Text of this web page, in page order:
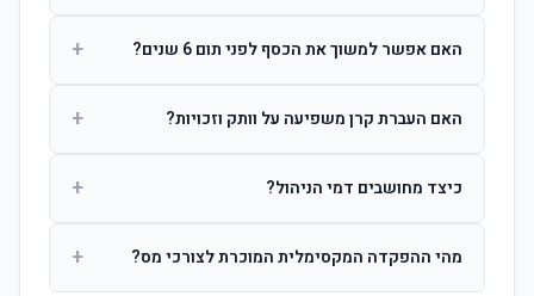
ההשקעות. קרן מסלולית עוקבת אחרי מדד ספציפי ומאפשרת
האם אפשר למשוך את הכסף לפני תום 6 שנים? +
הרווחים. לאחר 6 שנים ניתן למשוך פטור ממס עד לתקרה
האם העברת קרן משפיעה על וותק וזכויות? +
החברות. הוותק ממשיך להיספר מיום ההפקדה הראשונה.
כיצד מחושבים דמי הניהול? +
ומתן על שיעורם בעת הצטרפות.
מהי ההפקדה המקסימלית המוכרת לצורכי מס? +